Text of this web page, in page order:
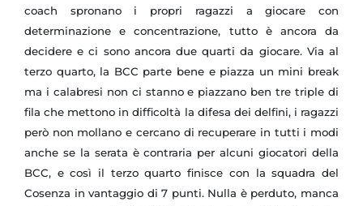
coach spronano i propri ragazzi a giocare con
determinazione e concentrazione, tutto è ancora da
decidere e ci sono ancora due quarti da giocare. Via al
terzo quarto, la BCC parte bene e piazza un mini break
ma i calabresi non ci stanno e piazzano ben tre triple di
fila che mettono in difficoltà la difesa dei delfini, i ragazzi
però non mollano e cercano di recuperare in tutti i modi
anche se la serata è contraria per alcuni giocatori della
BCC, e così il terzo quarto finisce con la squadra del
Cosenza in vantaggio di 7 punti. Nulla è perduto, manca